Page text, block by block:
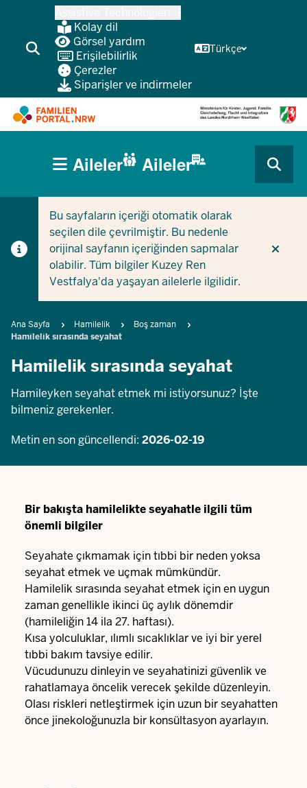
Kolay dil
Görsel yardım
Erişilebilirlik
Çerezler
Siparişler ve indirmeler
Türkçe
CURRENT SECTION AILELER IÇIN
CURRENT SECTION ŞIRKETLER/BELEDIYELER IÇIN
HAUPTNAVIGATION
(BÜRGERBEREICH
Aileler Aileler
Bu sayfaların içeriği otomatik olarak
seçilen dile çevrilmiştir. Bu nedenle
orijinal sayfanın içeriğinden sapmalar
olabilir. Tüm bilgiler Kuzey Ren
Vestfalya'da yaşayan ailelerle ilgilidir.
Breadcrumb
Ana Sayfa Hamilelik
Boş zaman
Hamilelik sırasında seyahat
Hamilelik sırasında seyahat
Hamileyken seyahat etmek mi istiyorsunuz? İşte
bilmeniz gerekenler.
Metin en son güncellendi: 2026-02-19
Bir bakışta hamilelikte seyahatle ilgili tüm
önemli bilgiler
Seyahate çıkmamak için tıbbi bir neden yoksa
seyahat etmek ve uçmak mümkündür.
Hamilelik sırasında seyahat etmek için en uygun
zaman genellikle ikinci üç aylık dönemdir
(hamileliğin 14 ila 27. haftası).
Kısa yolculuklar, ılımlı sıcaklıklar ve iyi bir yerel
tıbbi bakım tavsiye edilir.
Vücudunuzu dinleyin ve seyahatinizi güvenlik ve
rahatlamaya öncelik verecek şekilde düzenleyin.
Olası riskleri netleştirmek için uzun bir seyahatten
önce jinekoloğunuzla bir konsültasyon ayarlayın.